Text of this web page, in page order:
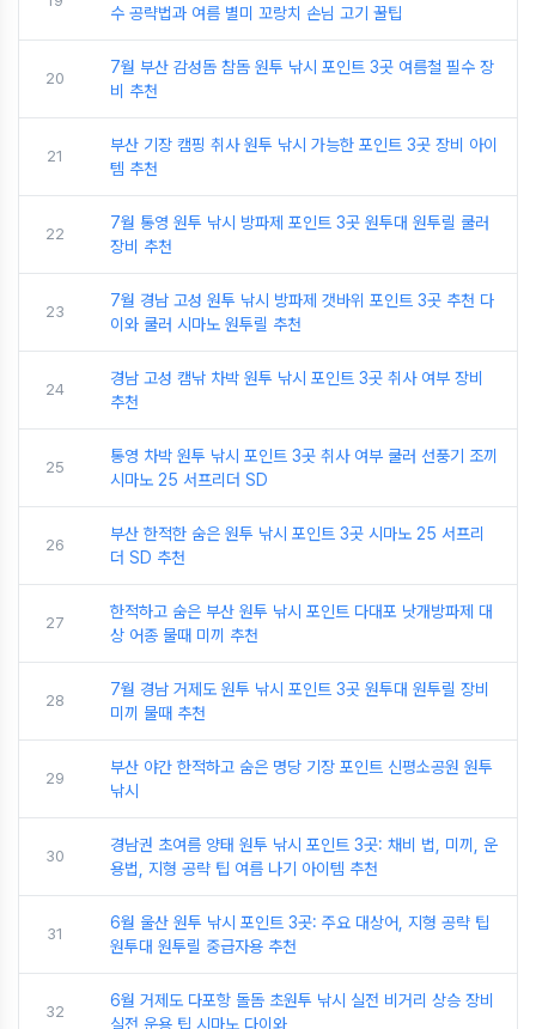
수 공략법과 여름 별미 꼬랑치 손님 고기 꿀팁
20
7월 부산 감성돔 참돔 원투 낚시 포인트 3곳 여름철 필수 장
비 추천
21
부산 기장 캠핑 취사 원투 낚시 가능한 포인트 3곳 장비 아이
템 추천
22
7월 통영 원투 낚시 방파제 포인트 3곳 원투대 원투릴 쿨러
장비 추천
23
7월 경남 고성 원투 낚시 방파제 갯바위 포인트 3곳 추천 다
이와 쿨러 시마노 원투릴 추천
24
경남 고성 캠낚 차박 원투 낚시 포인트 3곳 취사 여부 장비
추천
25
통영 차박 원투 낚시 포인트 3곳 취사 여부 쿨러 선풍기 조끼
시마노 25 서프리더 SD
26
부산 한적한 숨은 원투 낚시 포인트 3곳 시마노 25 서프리
더 SD 추천
27
한적하고 숨은 부산 원투 낚시 포인트 다대포 낫개방파제 대
상 어종 물때 미끼 추천
28
7월 경남 거제도 원투 낚시 포인트 3곳 원투대 원투릴 장비
미끼 물때 추천
29
부산 야간 한적하고 숨은 명당 기장 포인트 신평소공원 원투
낚시
30
경남권 초여름 양태 원투 낚시 포인트 3곳: 채비 법, 미끼, 운
용법, 지형 공략 팁 여름 나기 아이템 추천
31
6월 울산 원투 낚시 포인트 3곳: 주요 대상어, 지형 공략 팁
원투대 원투릴 중급자용 추천
32
6월 거제도 다포항 돌돔 초원투 낚시 실전 비거리 상승 장비
실전 운용 팁 시마노 다이와